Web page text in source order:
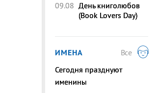
09.08 День книголюбов
(Book Lovers Day)
ИМЕНА
Все
Сегодня празднуют
именины